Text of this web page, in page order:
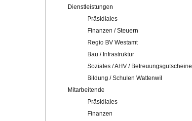
Dienstleistungen
Präsidiales
Finanzen / Steuern
Regio BV Westamt
Bau / Infrastruktur
Soziales / AHV / Betreuungsgutscheine
Bildung / Schulen Wattenwil
Mitarbeitende
Präsidiales
Finanzen